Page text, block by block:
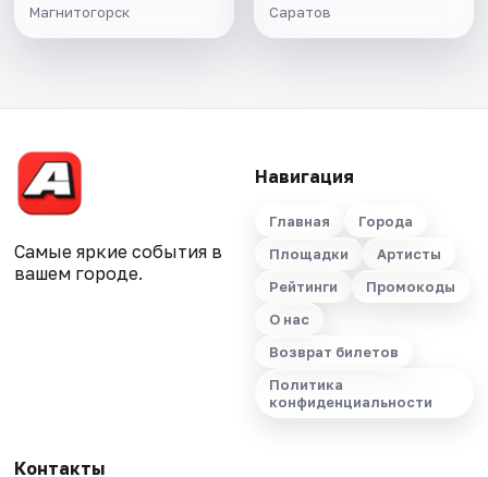
Магнитогорск Саратов
Самые яркие события в
вашем городе.
Навигация
Главная
Города
Площадки
Артисты
Рейтинги
Промокоды
О нас
Возврат билетов
Политика
конфиденциальности
Контакты